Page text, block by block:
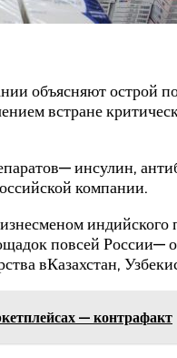
объясняют острой
встране
инсулин,
компании.
повсей
вКазахстан,
— контрафакт